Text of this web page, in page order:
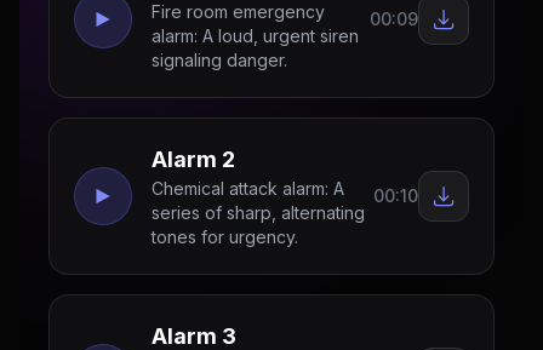
Fire room emergency
alarm: A loud, urgent siren
signaling danger.
00:09
Alarm 2
Chemical attack alarm: A
series of sharp, alternating
tones for urgency.
00:10
Alarm 3